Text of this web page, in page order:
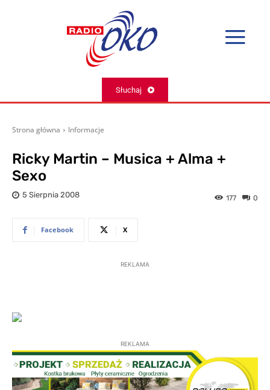
Słuchaj
Strona główna Informacje
Ricky Martin – Musica + Alma +
Sexo
5 Sierpnia 2008 0
177
Facebook X
REKLAMA
REKLAMA